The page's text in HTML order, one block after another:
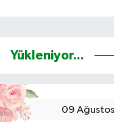
Yükleniyor...
09